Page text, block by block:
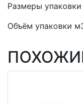
Размеры
Объём упаковки